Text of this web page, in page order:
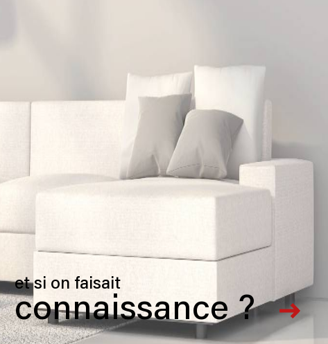
et si on faisait
connaissance ?
Partenaires Admin Politique RGPD Cookies